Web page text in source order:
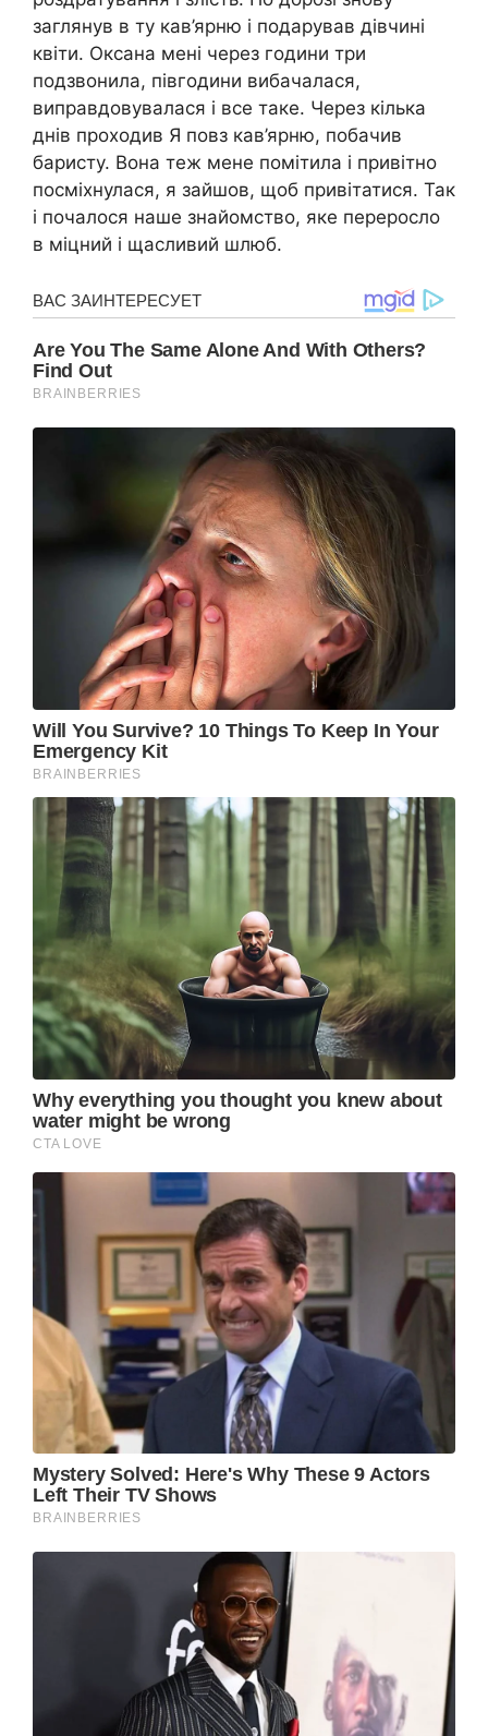
заглянув в ту кав’ярню і подарував дівчині
квіти. Оксана мені через години три
подзвонила, півгодини вибачалася,
виправдовувалася і все таке. Через кілька
днів проходив Я повз кав’ярню, побачив
баристу. Вона теж мене помітила і привітно
посміхнулася, я зайшов, щоб привітатися. Так
і почалося наше знайомство, яке переросло
в міцний і щасливий шлюб.